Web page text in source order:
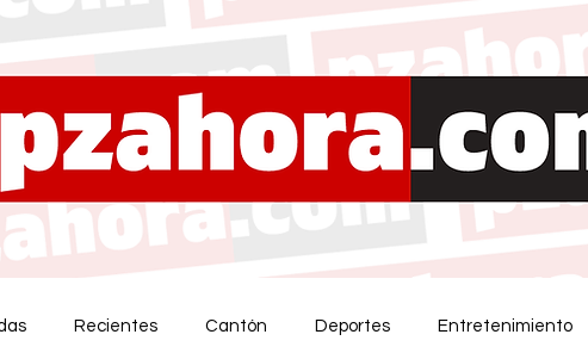
Recientes Cantón Deportes Entretenimiento